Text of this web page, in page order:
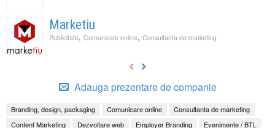
Marketiu
Publicitate, Comunicare online, Consultanta de marketing
Adauga prezentare de companie
Branding, design, packaging Comunicare online
Consultanta de marketing
Content Marketing
Dezvoltare web Employer Branding Evenimente / BTL